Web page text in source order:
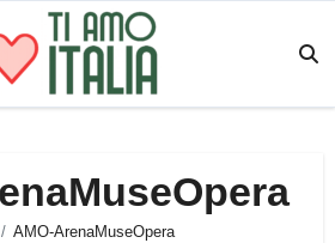
AMO-ArenaMuseOpera